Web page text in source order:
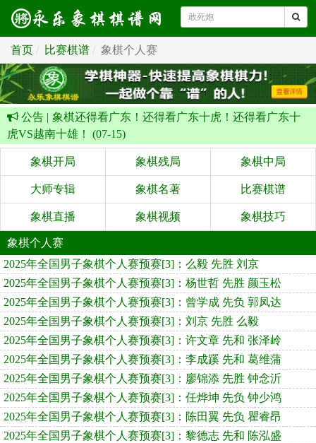
首页 比赛棋谱 象棋个人赛
公告 | 象棋还得看广东！还得看广东十虎！还得看广东十
虎VS越南十雄！ (07-15)
象棋开局 象棋残局 象棋中局
大师专辑 象棋名著 比赛棋谱
象棋直播 象棋视频 象棋技巧
象棋个人赛
2025年全国男子象棋个人赛预赛[3]：么毅 先胜 刘京
2025年全国男子象棋个人赛预赛[3]：杨世哲 先胜 颜玉松
2025年全国男子象棋个人赛预赛[3]：曾学成 先负 郭凤达
2025年全国男子象棋个人赛预赛[3]：刘京 先胜 么毅
2025年全国男子象棋个人赛预赛[3]：许文章 先和 张泽岭
2025年全国男子象棋个人赛预赛[3]：李成蹊 先和 葛维蒲
2025年全国男子象棋个人赛预赛[3]：廖锦添 先胜 钟念沂
2025年全国男子象棋个人赛预赛[3]：任烨坤 先负 钟少鸿
2025年全国男子象棋个人赛预赛[3]：陈田翼 先负 瞿睿昂
2025年全国男子象棋个人赛预赛[3]：黎德志 先和 陈泓盛